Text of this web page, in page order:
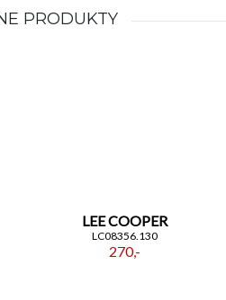
Lee Cooper
i okrągła harmonia, która
PRODUKTY
LEE COOPER
LC08356.130
270,-